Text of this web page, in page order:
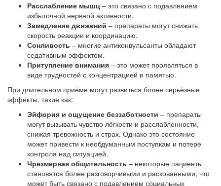
Расслабление мышц – это связано с подавлением
избыточной нервной активности.
Замедление движений – препараты могут снижать
скорость реакции и координацию.
Сонливость – многие антиконвульсанты обладают
седативным эффектом.
Притупление внимания – это может проявляться в
виде трудностей с концентрацией и памятью.
При длительном приёме могут развиться более серьёзные
эффекты, такие как:
Эйфория и ощущение беззаботности – препараты
могут вызывать чувство лёгкости и расслабленности,
снижая тревожность и страх. Однако это состояние
может привести к необдуманным поступкам и потере
контроля над ситуацией.
Чрезмерная общительность – некоторые пациенты
становятся более разговорчивыми и раскованными, что
может быть связано с подавлением социальных